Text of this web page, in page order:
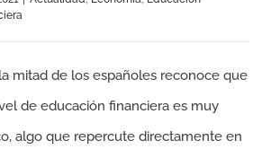
mitad de los españoles reconoce que
de educación financiera es muy
algo que repercute directamente en